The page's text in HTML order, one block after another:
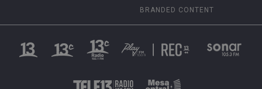
BRANDED CONTENT